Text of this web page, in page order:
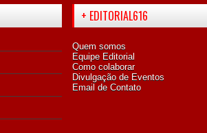
+ EDITORIAL616
Quem somos
Equipe Editorial
Como colaborar
Divulgação de Eventos
Email de Contato